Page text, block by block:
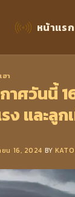
หน้าแรก
า
าศวันนี้
ง และลู
ยน 16, 2024 BY